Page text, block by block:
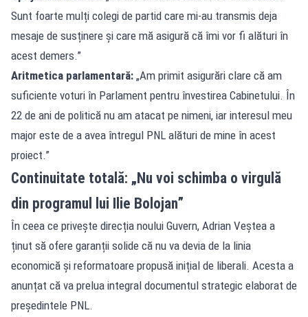
Sunt foarte mulți colegi de partid care mi-au transmis deja
mesaje de susținere și care mă asigură că îmi vor fi alături în
acest demers.”
Aritmetica parlamentară: „Am primit asigurări clare că am
suficiente voturi în Parlament pentru învestirea Cabinetului. În
22 de ani de politică nu am atacat pe nimeni, iar interesul meu
major este de a avea întregul PNL alături de mine în acest
proiect.”
Continuitate totală: „Nu voi schimba o virgulă
din programul lui Ilie Bolojan”
În ceea ce privește direcția noului Guvern, Adrian Veștea a
ținut să ofere garanții solide că nu va devia de la linia
economică și reformatoare propusă inițial de liberali. Acesta a
anunțat că va prelua integral documentul strategic elaborat de
președintele PNL.